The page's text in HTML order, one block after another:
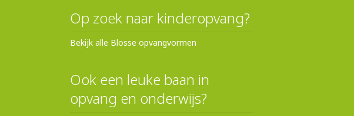
Op zoek naar kinderopvang?
Bekijk alle Blosse opvangvormen
Ook een leuke baan in
opvang en onderwijs?